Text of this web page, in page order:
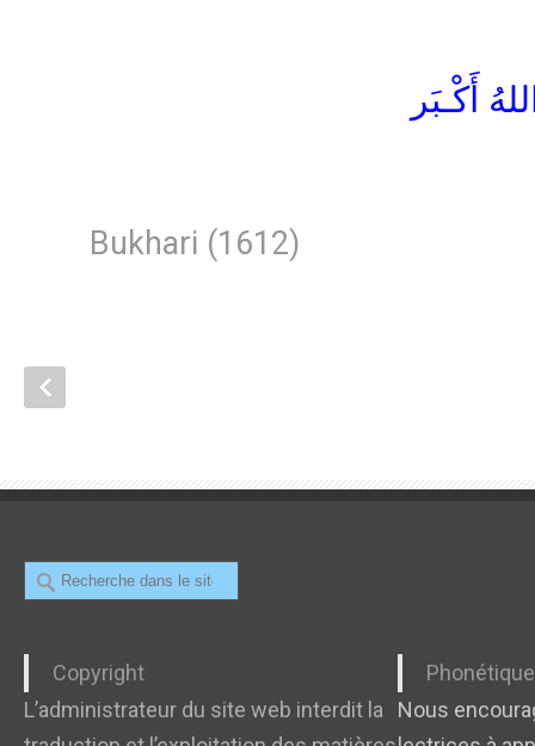
أَكْـبَر
Bukhari (1612)
Recherche
Copyright
L’administrateur du site web interdit la
Phonétique
Nous